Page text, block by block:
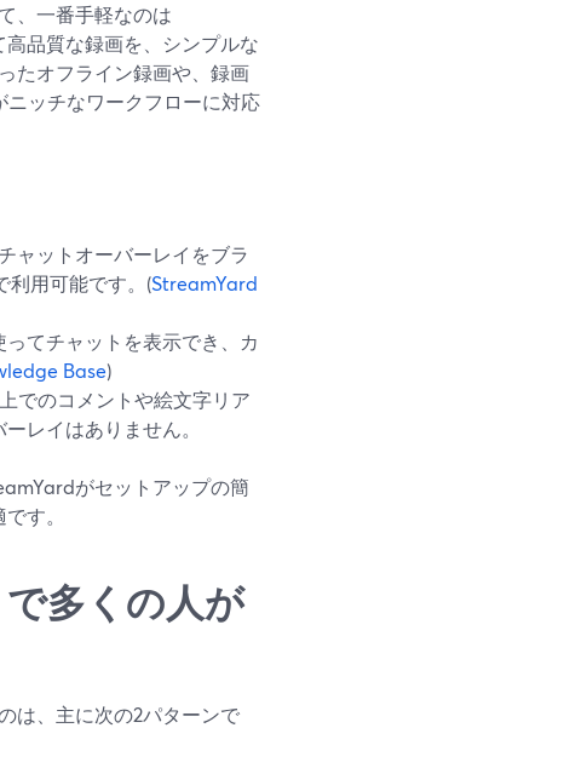
、一番手軽なのは
品質な録画を、シンプルな
たオフライン録画や、録画
ッチなワークフローに対応
ャットオーバーレイをブラ
利用可能です。(StreamYard
てチャットを表示でき、カ
Base)
でのコメントや絵文字リア
レイはありません。
がセットアップの簡
す。
多くの人が
は、主に次の2パターンで